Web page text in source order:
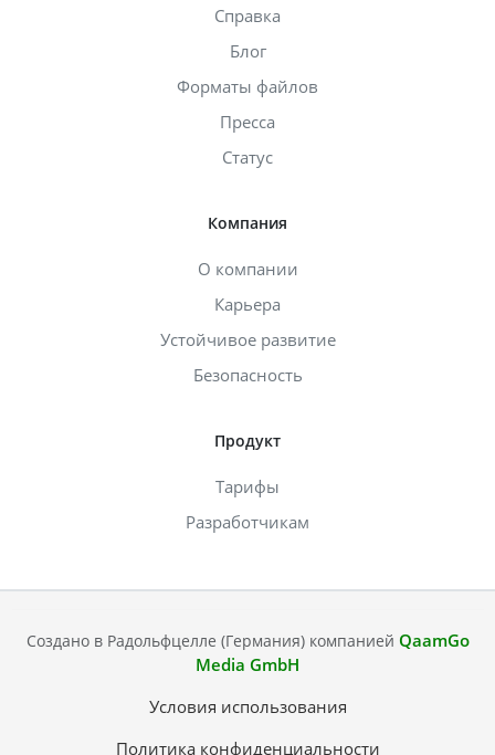
Справка
Блог
Форматы файлов
Пресса
Статус
Компания
О компании
Карьера
Устойчивое развитие
Безопасность
Продукт
Тарифы
Разработчикам
Создано в Радольфцелле (Германия) компанией QaamGo
Media GmbH
Условия использования
Политика конфиденциальности